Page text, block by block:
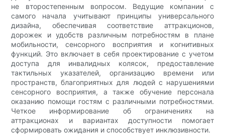
не второстепенным вопросом. Ведущие компании с
самого начала учитывают принципы универсального
дизайна, обеспечивая соответствие аттракционов,
дорожек и удобств различным потребностям в плане
мобильности, сенсорного восприятия и когнитивных
функций. Это включает в себя проектирование с учетом
доступа для инвалидных колясок, предоставление
тактильных указателей, организацию времени или
пространств, благоприятных для людей с нарушениями
сенсорного восприятия, а также обучение персонала
оказанию помощи гостям с различными потребностями.
Четкое информирование об ограничениях на
аттракционах и вариантах доступности помогает
сформировать ожидания и способствует инклюзивности.